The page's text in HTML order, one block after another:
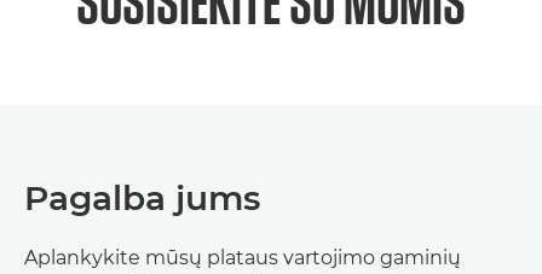
Pagalba jums
Aplankykite mūsų plataus vartojimo gaminių